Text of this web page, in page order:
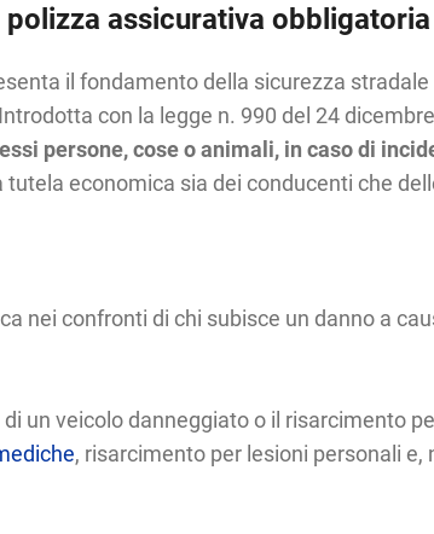
assicurativa obbligatoria
il fondamento della sicurezza
con la legge n. 990 del 24
persone, cose o animali, in caso di
economica sia dei conducenti che
nei confronti di chi subisce un danno a
un veicolo danneggiato o il risarcimento
, risarcimento per lesioni personali